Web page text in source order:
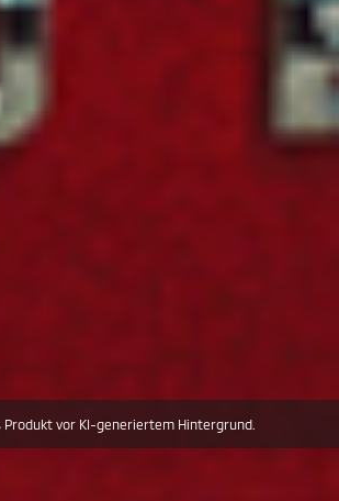
Produkt vor KI-generiertem Hintergrund.